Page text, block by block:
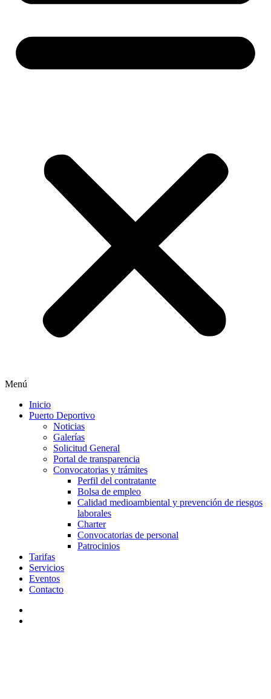
Menú
Inicio
Puerto Deportivo
Noticias
Galerías
Solicitud General
Portal de transparencia
Convocatorias y trámites
Perfil del contratante
Bolsa de empleo
Calidad medioambiental y prevención de riesgos
laborales
Charter
Convocatorias de personal
Patrocinios
Tarifas
Servicios
Eventos
Contacto